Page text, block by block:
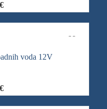
€
voda 12V
€